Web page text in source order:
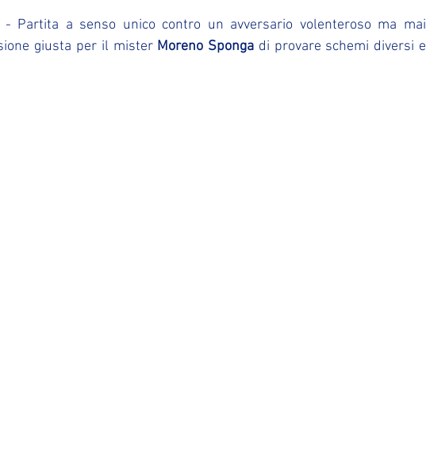
Partita a senso unico contro un avversario volenteroso ma mai
giusta per il mister Moreno Sponga di provare schemi diversi e